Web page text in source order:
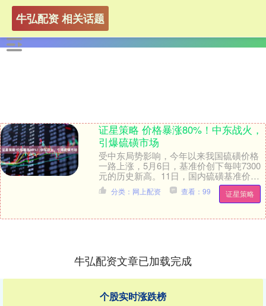
牛弘配资 相关话题
证星策略 价格暴涨80%！中东战火，
引爆硫磺市场
受中东局势影响，今年以来我国硫磺价格
一路上涨，5月6日，基准价创下每吨7300
元的历史新高。11日，国内硫磺基准价报
每吨7250元，维持高位震荡，年初至今涨
幅约....
证星策略
分类：网上配资 查看：99
牛弘配资文章已加载完成
个股实时涨跌榜